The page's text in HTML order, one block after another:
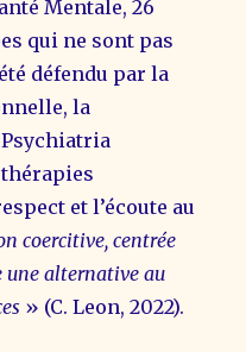
Mentale, 26
qui ne sont pas
défendu par la
la
et l’écoute au
coercitive, centrée
une alternative au
» (C. Leon, 2022).